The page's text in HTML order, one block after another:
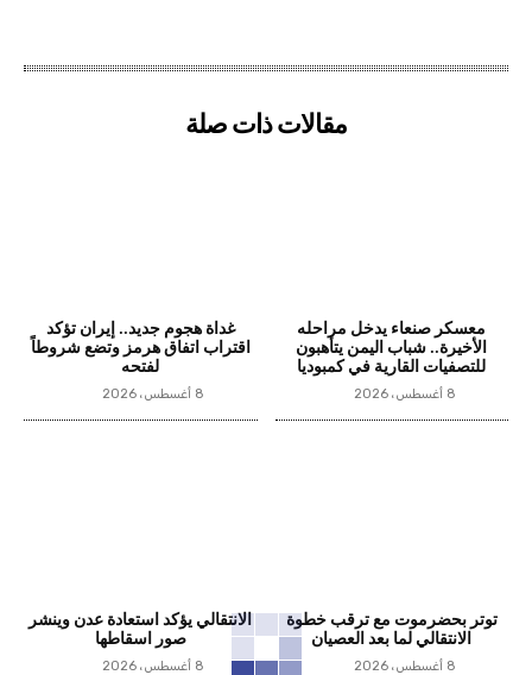
مقالات ذات صلة
معسكر صنعاء يدخل مراحله
الأخيرة.. شباب اليمن يتأهبون
للتصفيات القارية في كمبوديا
8 أغسطس، 2026
غداة هجوم جديد.. إيران تؤكد
اقتراب اتفاق هرمز وتضع شروطاً
لفتحه
8 أغسطس، 2026
توتر بحضرموت مع ترقب خطوة
الانتقالي لما بعد العصيان
8 أغسطس، 2026
الانتقالي يؤكد استعادة عدن وينشر
صور اسقاطها
8 أغسطس، 2026